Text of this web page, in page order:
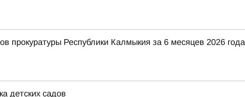
прокуратуры Республики Калмыкия за 6 месяцев 2026 года
детских садов